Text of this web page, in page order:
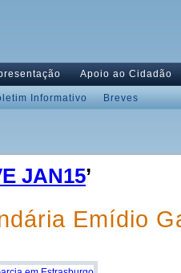
Apoio ao Cidadão
Informativo Breves
JAN15’
Emídio